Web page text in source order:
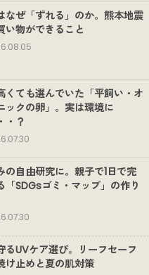
なぜ「ずれる」のか。熊本地震
い物ができること
くても選んでいた「平飼い・オ
ックの卵」。実は環境に
・？
の自由研究に。親子で1日で完
「SDGsゴミ・マップ」の作り
るUVケア選び。リーフセーフ
け止めと夏の肌対策